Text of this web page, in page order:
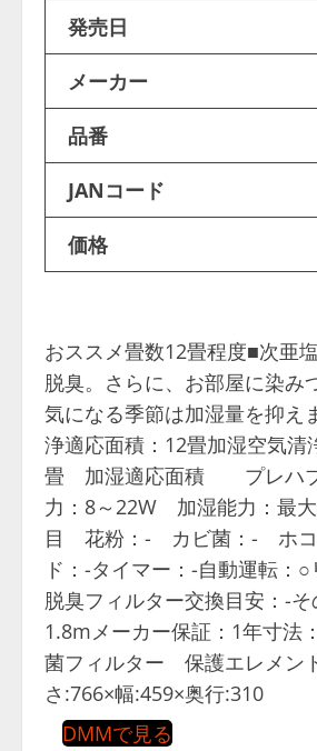
発売日
メーカー
品番
JANコード
価格
おススメ畳数12畳程度■次亜
脱臭。さらに、お部屋に染み
気になる季節は加湿量を抑
浄適応面積：12畳加湿空気
畳 加湿適応面積 プレハ
力：8～22W 加湿能力：最
目 花粉：- カビ菌：- ホコ
ド：-タイマー：-自動運転：
脱臭フィルター交換目安：-
1.8mメーカー保証：1年寸
菌フィルター 保護エレメ
さ:766×幅:459×奥行:310
DMMで見る